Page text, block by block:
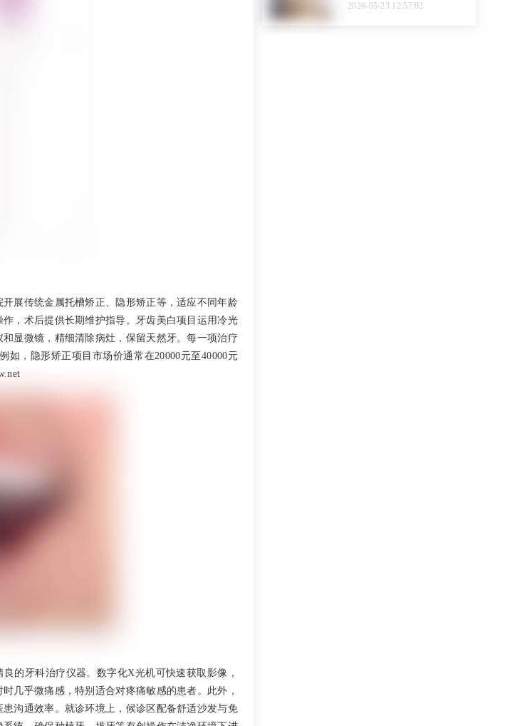
展传统金属托槽矫正、隐形矫正等，适应不同年龄
，术后提供长期维护指导。牙齿美白项目运用冷光
显微镜，精细清除病灶，保留天然牙。每一项治疗
，隐形矫正项目市场价通常在20000元至40000元
的牙科治疗仪器。数字化X光机可快速获取影像，
几乎微痛感，特别适合对疼痛敏感的患者。此外，
沟通效率。就诊环境上，候诊区配备舒适沙发与免
2026-05-23 12:57:02